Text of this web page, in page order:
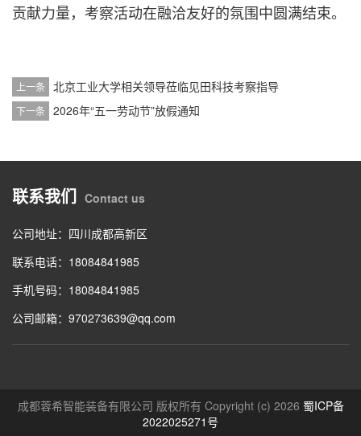
贡献力量，考察活动在融洽友好的氛围中圆满结束。
上一条 北京工业大学相关领导莅临见田科技考察指导
下一条 2026年“五一劳动节”放假通知
联系我们 Contact us
公司地址：四川成都高新区
联系电话：18084841985
手机号码：18084841985
公司邮箱：970273639@qq.com
成都蓉希智能装备有限公司 版权所有 Copyright (c) 2026 蜀ICP备
2022025271号